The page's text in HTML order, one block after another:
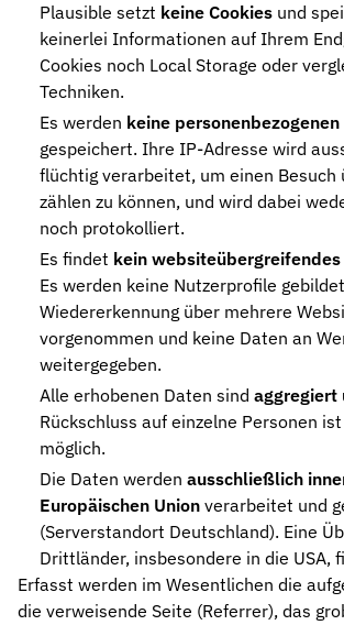
Plausible setzt keine Cookies und
keinerlei Informationen auf Ihrem
Cookies noch Local Storage oder
Techniken.
Es werden keine
gespeichert. Ihre IP-Adresse wird
flüchtig verarbeitet, um einen Besuch
zählen zu können, und wird dabei
noch protokolliert.
Es findet kein websiteübergreifendes
Es werden keine Nutzerprofile
Wiedererkennung über mehrere
vorgenommen und keine Daten an
weitergegeben.
Alle erhobenen Daten sind aggregiert
Rückschluss auf einzelne Personen
möglich.
Die Daten werden ausschließlich
Europäischen Union verarbeitet und
(Serverstandort Deutschland). Eine
Drittländer, insbesondere in die USA,
Erfasst werden im Wesentlichen die
die verweisende Seite (Referrer), das